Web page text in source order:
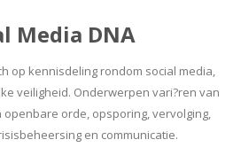
Media DNA
op kennisdeling rondom social media,
veiligheid. Onderwerpen vari?ren van
orde, opsporing, vervolging,
en communicatie.